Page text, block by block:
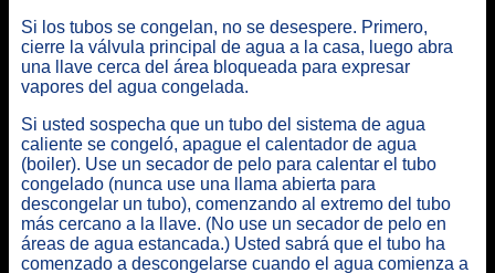
Si los tubos se congelan, no se desespere. Primero,
cierre la válvula principal de agua a la casa, luego abra
una llave cerca del área bloqueada para expresar
vapores del agua congelada.
Si usted sospecha que un tubo del sistema de agua
caliente se congeló, apague el calentador de agua
(boiler). Use un secador de pelo para calentar el tubo
congelado (nunca use una llama abierta para
descongelar un tubo), comenzando al extremo del tubo
más cercano a la llave. (No use un secador de pelo en
áreas de agua estancada.) Usted sabrá que el tubo ha
comenzado a descongelarse cuando el agua comienza a